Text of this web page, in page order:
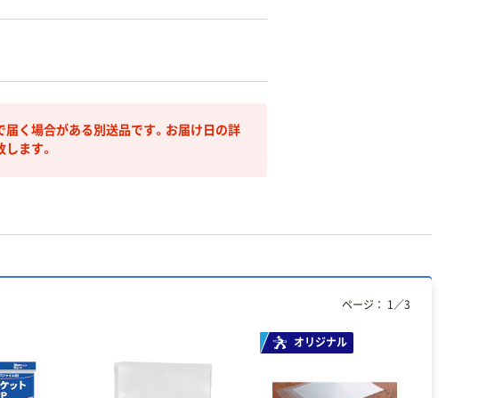
く場合がある別送品です。お届け日の詳
ます。
オリジナル
ページ： 1 ／3